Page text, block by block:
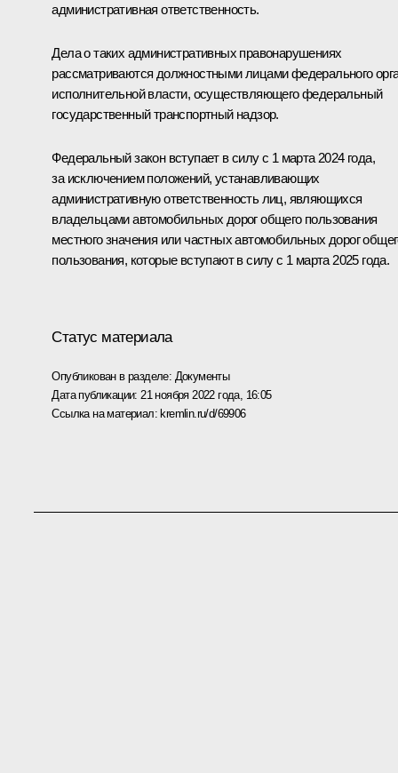
административная ответственность.
Дела о таких административных правонарушениях
рассматриваются должностными лицами федерального
исполнительной власти, осуществляющего федеральный
государственный транспортный надзор.
Федеральный закон вступает в силу с 1 марта 2024 года,
за исключением положений, устанавливающих
административную ответственность лиц, являющихся
владельцами автомобильных дорог общего пользования
местного значения или частных автомобильных дорог
пользования, которые вступают в силу с 1 марта 2025 года.
Статус материала
Опубликован в разделе: Документы
Дата публикации: 21 ноября 2022 года, 16:05
Ссылка на материал: kremlin.ru/d/69906